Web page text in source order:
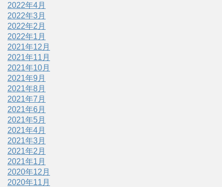
2022年4月
2022年3月
2022年2月
2022年1月
2021年12月
2021年11月
2021年10月
2021年9月
2021年8月
2021年7月
2021年6月
2021年5月
2021年4月
2021年3月
2021年2月
2021年1月
2020年12月
2020年11月